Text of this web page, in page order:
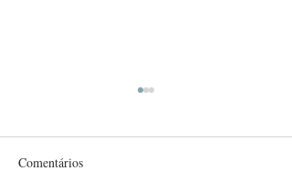
Já é Natal!
Comentários